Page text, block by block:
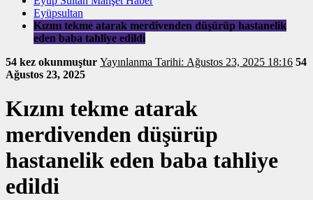
Eyüpsultan
Kızını tekme atarak merdivenden düşürüp hastanelik
eden baba tahliye edildi
54 kez okunmuştur
Yayınlanma Tarihi: Ağustos 23, 2025 18:16 54
Ağustos 23, 2025
Kızını tekme atarak
merdivenden düşürüp
hastanelik eden baba tahliye
edildi